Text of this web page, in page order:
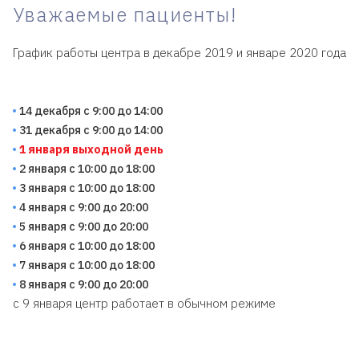
Уважаемые пациенты!
График работы центра в декабре 2019 и январе 2020 года
14 декабря с 9:00 до 14:00
31 декабря с 9:00 до 14:00
1 января выходной день
2 января с 10:00 до 18:00
3 января с 10:00 до 18:00
4 января с 9:00 до 20:00
5 января с 9:00 до 20:00
6 января с 10:00 до 18:00
7 января с 10:00 до 18:00
8 января с 9:00 до 20:00
с 9 января центр работает в обычном режиме